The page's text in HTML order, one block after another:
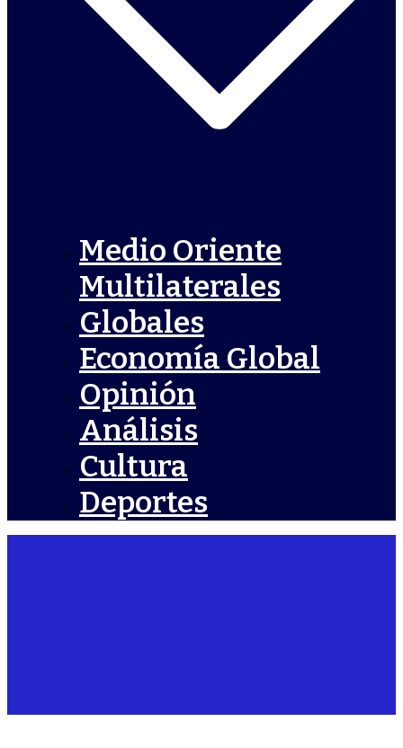
Medio Oriente
Multilaterales
Globales
Economía Global
Opinión
Análisis
Cultura
Deportes